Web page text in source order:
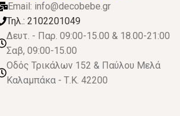
Email: info@decobebe.gr
Τηλ.: 2102201049
Δευτ. - Παρ. 09:00-15.00 & 18.00-21:00
Σαβ, 09:00-15.00
Οδός Τρικάλων 152 & Παύλου Μελά
Καλαμπάκα - Τ.Κ. 42200